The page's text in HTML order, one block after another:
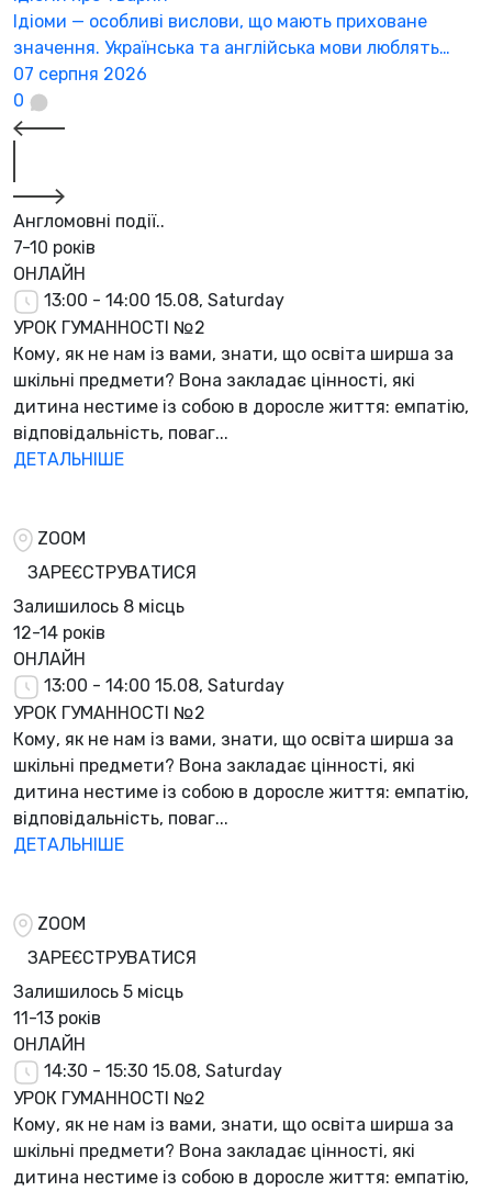
Ідіоми — особливі вислови, що мають приховане
значення. Українська та англійська мови люблять…
07 серпня 2026
0
Англомовні події..
7-10 років
ОНЛАЙН
13:00 - 14:00 15.08, Saturday
УРОК ГУМАННОСТІ №2
Кому, як не нам із вами, знати, що освіта ширша за
шкільні предмети? Вона закладає цінності, які
дитина нестиме із собою в доросле життя: емпатію,
відповідальність, поваг...
ДЕТАЛЬНІШЕ
ZOOM
ЗАРЕЄСТРУВАТИСЯ
Залишилось 8 місць
12-14 років
ОНЛАЙН
13:00 - 14:00 15.08, Saturday
УРОК ГУМАННОСТІ №2
Кому, як не нам із вами, знати, що освіта ширша за
шкільні предмети? Вона закладає цінності, які
дитина нестиме із собою в доросле життя: емпатію,
відповідальність, поваг...
ДЕТАЛЬНІШЕ
ZOOM
ЗАРЕЄСТРУВАТИСЯ
Залишилось 5 місць
11-13 років
ОНЛАЙН
14:30 - 15:30 15.08, Saturday
УРОК ГУМАННОСТІ №2
Кому, як не нам із вами, знати, що освіта ширша за
шкільні предмети? Вона закладає цінності, які
дитина нестиме із собою в доросле життя: емпатію,